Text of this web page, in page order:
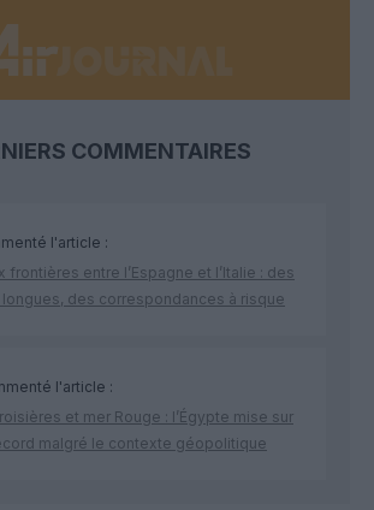
COMMENTAIRES
l'article :
frontières entre l’Espagne et l’Italie : des
des correspondances à risque
l'article :
et mer Rouge : l’Égypte mise sur
malgré le contexte géopolitique